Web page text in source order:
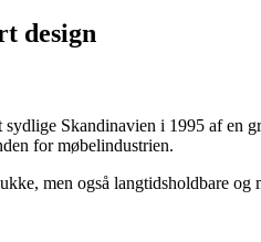
design
Skandinavien i 1995 af en
for møbelindustrien.
men også langtidsholdbare